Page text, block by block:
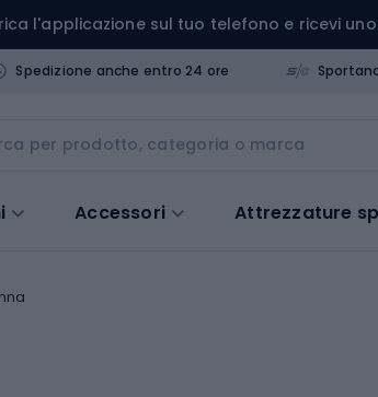
l'applicazione sul tuo telefono e ricevi uno
Spedizione anche entro 24 ore
Accessori Attrezzature